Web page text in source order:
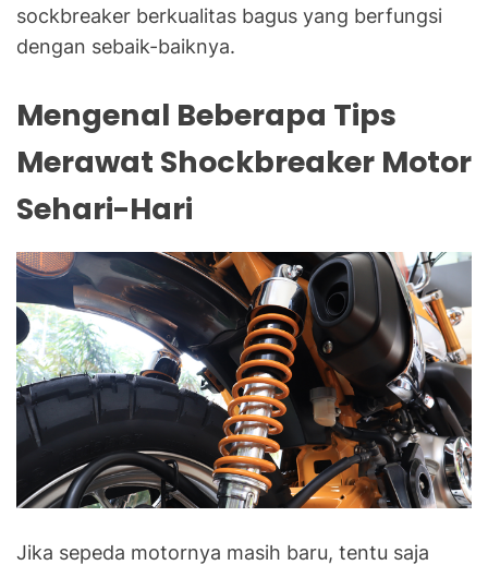
sockbreaker berkualitas bagus yang berfungsi
dengan sebaik-baiknya.
Mengenal Beberapa Tips
Merawat Shockbreaker Motor
Sehari-Hari
Jika sepeda motornya masih baru, tentu saja